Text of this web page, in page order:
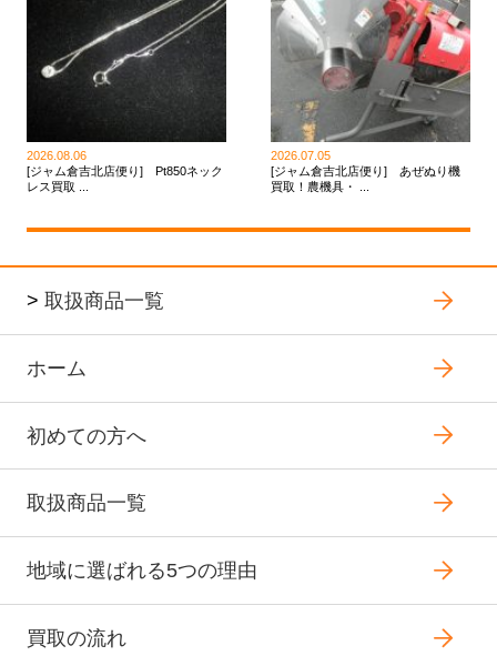
2026.08.06
[ジャム倉吉北店便り] Pt850ネック
レス買取 ...
2026.07.05
[ジャム倉吉北店便り] あぜぬり機
買取！農機具・ ...
> 取扱商品一覧
ホーム
初めての方へ
取扱商品一覧
地域に選ばれる5つの理由
買取の流れ